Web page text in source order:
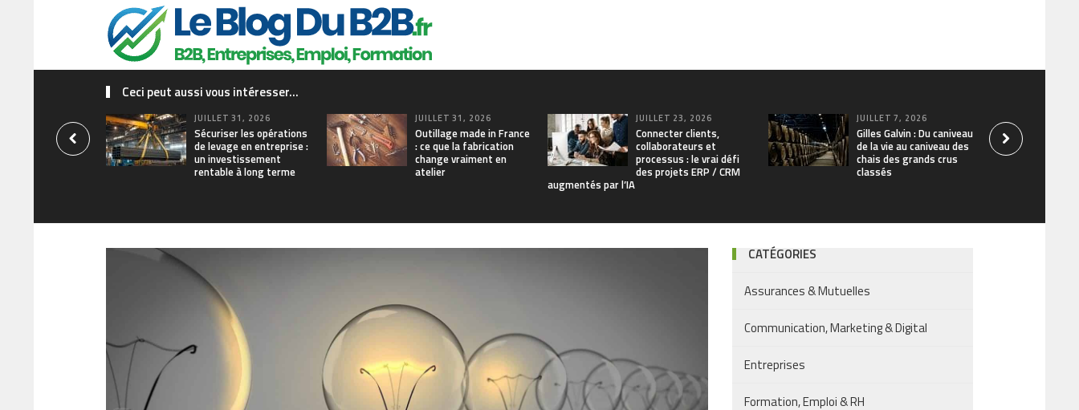
Ceci peut aussi vous intéresser...
JUILLET 31, 2026
Sécuriser les opérations
de levage en entreprise :
un investissement
rentable à long terme
JUILLET 31, 2026
Outillage made in France
: ce que la fabrication
change vraiment en
atelier
JUILLET 23, 2026
Connecter clients,
collaborateurs et
processus : le vrai défi
des projets ERP / CRM
augmentés par l’IA
JUILLET 7, 2026
Gilles Galvin : Du caniveau
de la vie au caniveau des
chais des grands crus
classés
CATÉGORIES
Assurances & Mutuelles
Communication, Marketing & Digital
Entreprises
Formation, Emploi & RH